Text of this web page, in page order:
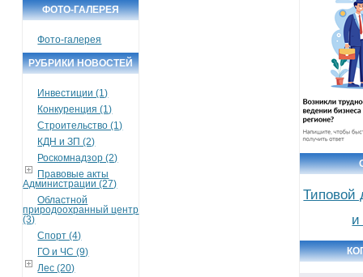
ФОТО-ГАЛЕРЕЯ
Фото-галерея
РУБРИКИ НОВОСТЕЙ
Инвестиции (1)
Конкуренция (1)
Строительство (1)
КДН и ЗП (2)
Роскомнадзор (2)
Правовые акты
Администрации (27)
Областной
природоохранный центр
(3)
Спорт (4)
ГО и ЧС (9)
Лес (20)
Типовой
и